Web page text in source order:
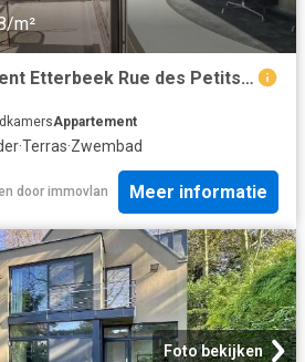
m²
à vendre Appartement Etterbeek Rue des Petits Carmes
Appartement
·Terras·Zwembad
door immovlan Meer informatie
Foto bekijken